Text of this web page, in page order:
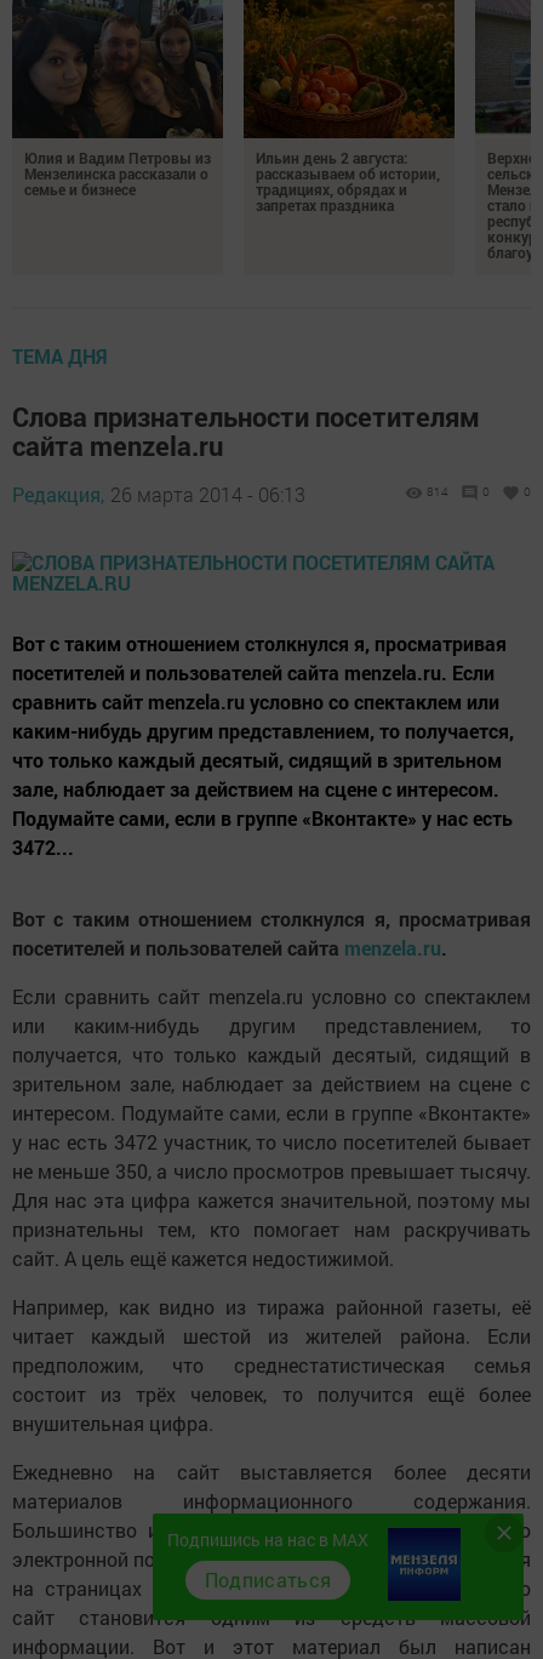
Юлия и Вадим Петровы из
Мензелинска рассказали о
семье и бизнесе
Ильин день 2 августа:
рассказываем об истории,
традициях, обрядах и
запретах праздника
стало
ТЕМА ДНЯ
Слова признательности посетителям
сайта menzela.ru
Редакция, 26 марта 2014 - 06:13 814 0 0
Вот с таким отношением столкнулся я, просматривая
посетителей и пользователей сайта menzela.ru. Если
сравнить сайт menzela.ru условно со спектаклем или
каким-нибудь другим представлением, то получается,
что только каждый десятый, сидящий в зрительном
зале, наблюдает за действием на сцене с интересом.
Подумайте сами, если в группе «Вконтакте» у нас есть
3472...
Вот с таким отношением столкнулся я, просматривая
посетителей и пользователей сайта menzela.ru.
Если сравнить сайт menzela.ru условно со спектаклем
или каким-нибудь другим представлением, то
получается, что только каждый десятый, сидящий в
зрительном зале, наблюдает за действием на сцене с
интересом. Подумайте сами, если в группе «Вконтакте»
у нас есть 3472 участник, то число посетителей бывает
не меньше 350, а число просмотров превышает тысячу.
Для нас эта цифра кажется значительной, поэтому мы
признательны тем, кто помогает нам раскручивать
сайт. А цель ещё кажется недостижимой.
Например, как видно из тиража районной газеты, её
читает каждый шестой из жителей района. Если
предположим, что среднестатистическая семья
состоит из трёх человек, то получится ещё более
внушительная цифра.
Ежедневно на сайт выставляется более десяти
материалов информационного содержания.
Большинство из них - ваши новости, присланные по
электронной почте. Если ваша информация не появится
на страницах газеты, то не обижайтесь. Постепенно
сайт становится одним из средств массовой
информации. Вот и этот материал был написан
Подпишись на нас в MAX
Подписаться